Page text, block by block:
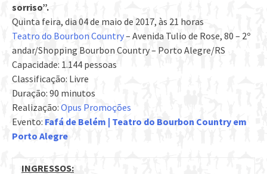
sorriso”.
Quinta feira, dia 04 de maio de 2017, às 21 horas
Teatro do Bourbon Country– Avenida Tulio de Rose, 80 – 2º
andar/Shopping Bourbon Country – Porto Alegre/RS
Capacidade: 1.144 pessoas
Classificação: Livre
Duração: 90 minutos
Realização: Opus Promoções
Evento: Fafá de Belém | Teatro do Bourbon Country em
Porto Alegre
INGRESSOS: